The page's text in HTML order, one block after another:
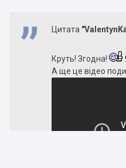
Цитата
Круть! Згодна!
А ще це відео